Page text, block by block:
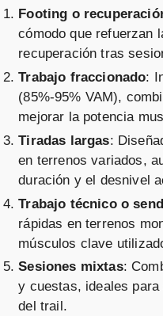
Footing o
cómodo que refuerzan
recuperación tras
Trabajo fraccionado:
(85%-95% VAM),
mejorar la potencia
Tiradas largas:
en terrenos variados,
duración y el desnivel
Trabajo técnico o
rápidas en terrenos
músculos clave
Sesiones mixtas:
y cuestas, ideales
del trail.